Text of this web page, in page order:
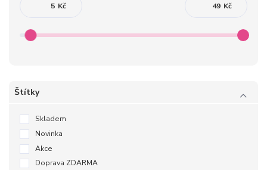
Kč Kč
Štítky
Skladem
Novinka
Akce
Doprava ZDARMA